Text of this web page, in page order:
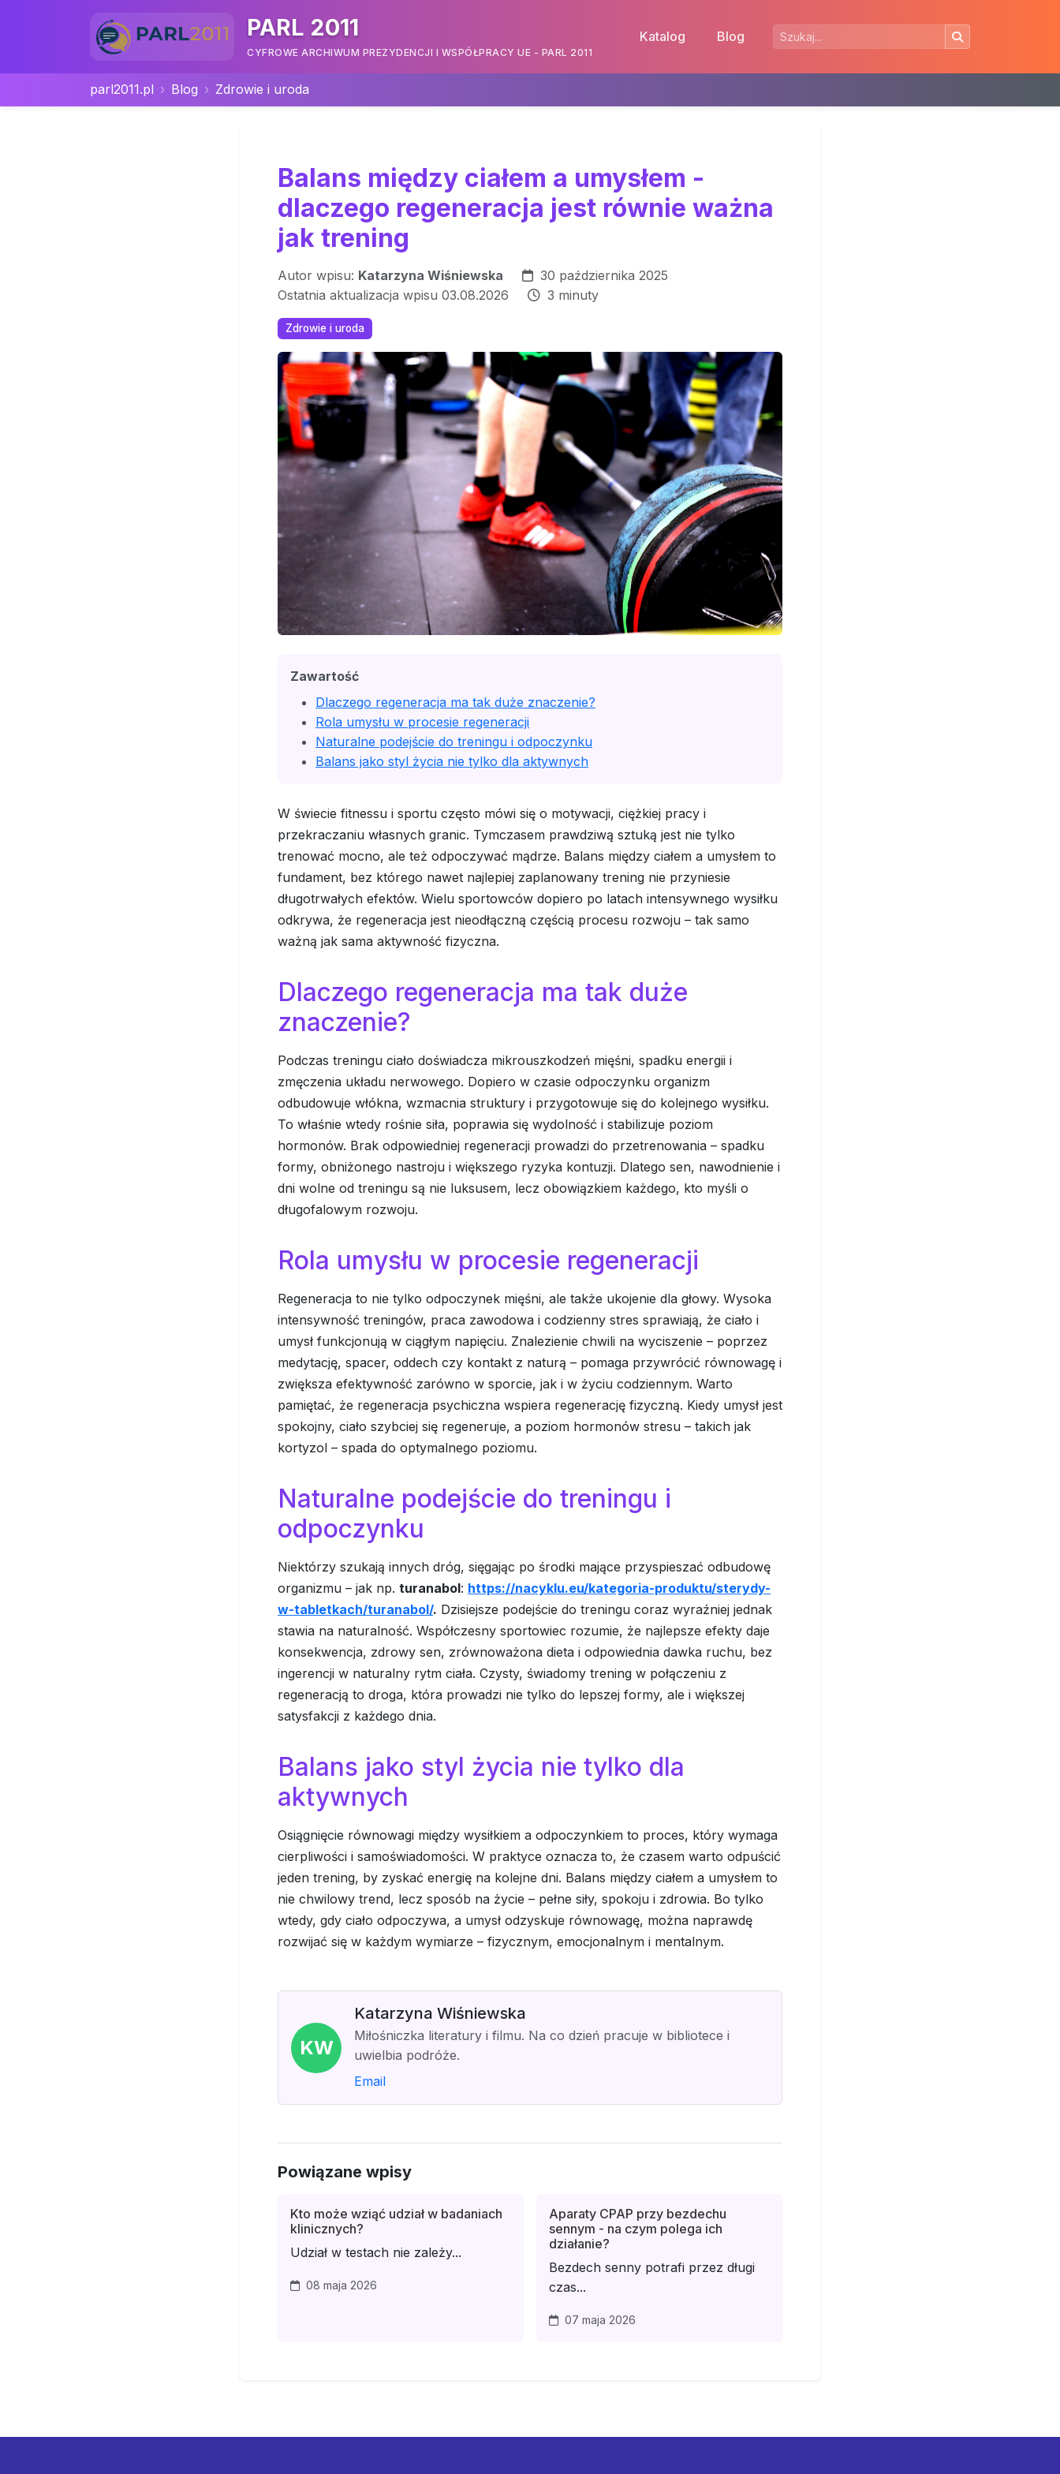
PARL 2011
CYFROWE ARCHIWUM PREZYDENCJI I WSPÓŁPRACY UE - PARL 2011
Katalog Blog
parl2011.pl Blog Zdrowie i uroda
Balans między ciałem a umysłem -
dlaczego regeneracja jest równie ważna
jak trening
Autor wpisu: Katarzyna Wiśniewska
30 października 2025
Ostatnia aktualizacja wpisu 03.08.2026
3 minuty
Zdrowie i uroda
Zawartość
Dlaczego regeneracja ma tak duże znaczenie?
Rola umysłu w procesie regeneracji
Naturalne podejście do treningu i odpoczynku
Balans jako styl życia nie tylko dla aktywnych
W świecie fitnessu i sportu często mówi się o motywacji, ciężkiej pracy i
przekraczaniu własnych granic. Tymczasem prawdziwą sztuką jest nie tylko
trenować mocno, ale też odpoczywać mądrze. Balans między ciałem a umysłem to
fundament, bez którego nawet najlepiej zaplanowany trening nie przyniesie
długotrwałych efektów. Wielu sportowców dopiero po latach intensywnego wysiłku
odkrywa, że regeneracja jest nieodłączną częścią procesu rozwoju – tak samo
ważną jak sama aktywność fizyczna.
Dlaczego regeneracja ma tak duże
znaczenie?
Podczas treningu ciało doświadcza mikrouszkodzeń mięśni, spadku energii i
zmęczenia układu nerwowego. Dopiero w czasie odpoczynku organizm
odbudowuje włókna, wzmacnia struktury i przygotowuje się do kolejnego wysiłku.
To właśnie wtedy rośnie siła, poprawia się wydolność i stabilizuje poziom
hormonów. Brak odpowiedniej regeneracji prowadzi do przetrenowania – spadku
formy, obniżonego nastroju i większego ryzyka kontuzji. Dlatego sen, nawodnienie i
dni wolne od treningu są nie luksusem, lecz obowiązkiem każdego, kto myśli o
długofalowym rozwoju.
Rola umysłu w procesie regeneracji
Regeneracja to nie tylko odpoczynek mięśni, ale także ukojenie dla głowy. Wysoka
intensywność treningów, praca zawodowa i codzienny stres sprawiają, że ciało i
umysł funkcjonują w ciągłym napięciu. Znalezienie chwili na wyciszenie – poprzez
medytację, spacer, oddech czy kontakt z naturą – pomaga przywrócić równowagę i
zwiększa efektywność zarówno w sporcie, jak i w życiu codziennym. Warto
pamiętać, że regeneracja psychiczna wspiera regenerację fizyczną. Kiedy umysł jest
spokojny, ciało szybciej się regeneruje, a poziom hormonów stresu – takich jak
kortyzol – spada do optymalnego poziomu.
Naturalne podejście do treningu i
odpoczynku
Niektórzy szukają innych dróg, sięgając po środki mające przyspieszać odbudowę
organizmu – jak np. turanabol: https://nacyklu.eu/kategoria-produktu/sterydy-
w-tabletkach/turanabol/. Dzisiejsze podejście do treningu coraz wyraźniej jednak
stawia na naturalność. Współczesny sportowiec rozumie, że najlepsze efekty daje
konsekwencja, zdrowy sen, zrównoważona dieta i odpowiednia dawka ruchu, bez
ingerencji w naturalny rytm ciała. Czysty, świadomy trening w połączeniu z
regeneracją to droga, która prowadzi nie tylko do lepszej formy, ale i większej
satysfakcji z każdego dnia.
Balans jako styl życia nie tylko dla
aktywnych
Osiągnięcie równowagi między wysiłkiem a odpoczynkiem to proces, który wymaga
cierpliwości i samoświadomości. W praktyce oznacza to, że czasem warto odpuścić
jeden trening, by zyskać energię na kolejne dni. Balans między ciałem a umysłem to
nie chwilowy trend, lecz sposób na życie – pełne siły, spokoju i zdrowia. Bo tylko
wtedy, gdy ciało odpoczywa, a umysł odzyskuje równowagę, można naprawdę
rozwijać się w każdym wymiarze – fizycznym, emocjonalnym i mentalnym.
KW
Katarzyna Wiśniewska
Miłośniczka literatury i filmu. Na co dzień pracuje w bibliotece i
uwielbia podróże.
Email
Powiązane wpisy
Kto może wziąć udział w badaniach
klinicznych?
Udział w testach nie zależy...
08 maja 2026
Aparaty CPAP przy bezdechu
sennym - na czym polega ich
działanie?
Bezdech senny potrafi przez długi
czas...
07 maja 2026